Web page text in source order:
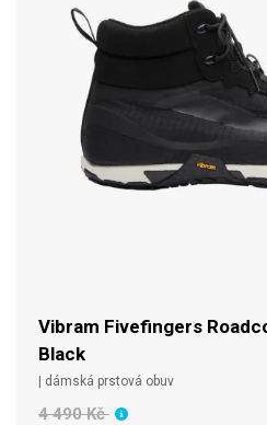
Vibram Fivefingers
Black
| dámská prstová obuv
4 490 Kč